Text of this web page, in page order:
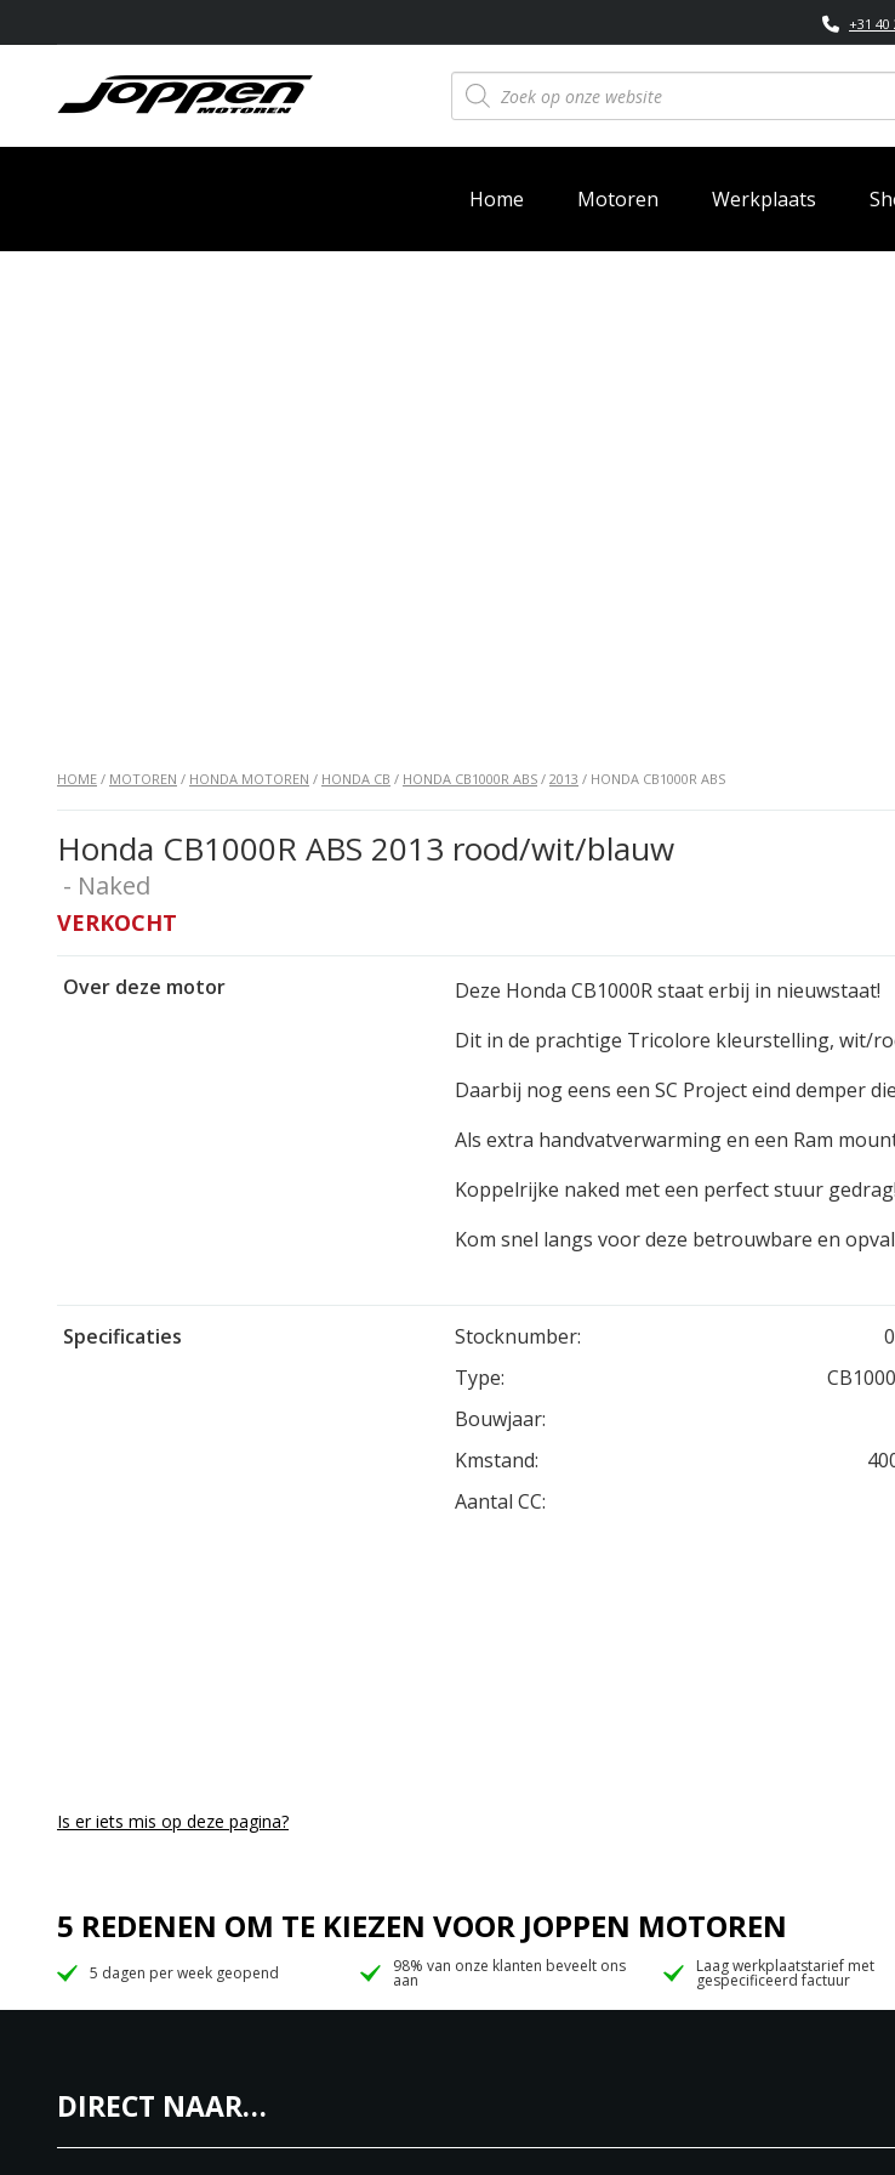
+31 40
Producten
zoeken
Home Motoren Werkplaats
HOME / MOTOREN / HONDA MOTOREN / HONDA CB / HONDA CB1000R ABS / 2013 / HONDA CB1000R ABS
Honda CB1000R ABS 2013 rood/wit/blauw
- Naked
VERKOCHT
Over deze motor
Deze Honda CB1000R staat erbij in nieuwstaat!
Dit in de prachtige Tricolore kleurstelling, wit/
Daarbij nog eens een SC Project eind demper
Als extra handvatverwarming en een Ram
Koppelrijke naked met een perfect stuur gedrag!
Kom snel langs voor deze betrouwbare en
Specificaties Stocknumber:
Type:
Bouwjaar:
Kmstand:
Aantal CC:
Is er iets mis op deze pagina?
5 REDENEN OM TE KIEZEN VOOR JOPPEN MOTOREN
5 dagen per week geopend 98% van onze klanten beveelt ons
aan
Laag werkplaatstarief met
gespecificeerd factuur
DIRECT NAAR…